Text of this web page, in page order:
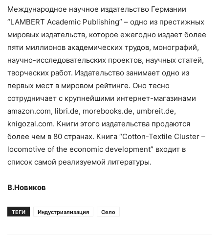
Международное научное издательство Германии
“LAMBERT Academic Publishing” – одно из престижных
мировых издательств, которое ежегодно издает более
пяти миллионов академических трудов, монографий,
научно-исследовательских проектов, научных статей,
творческих работ. Издательство занимает одно из
первых мест в мировом рейтинге. Оно тесно
сотрудничает с крупнейшими интернет-магазинами
amazon.com, libri.de, morebooks.de, umbreit.de,
knigozal.com. Книги этого издательства продаются
более чем в 80 странах. Книга “Cotton-Textile Cluster –
loсomotive of the economic development” входит в
список самой реализуемой литературы.
В.Новиков
ТЕГИ Индустриализация Село